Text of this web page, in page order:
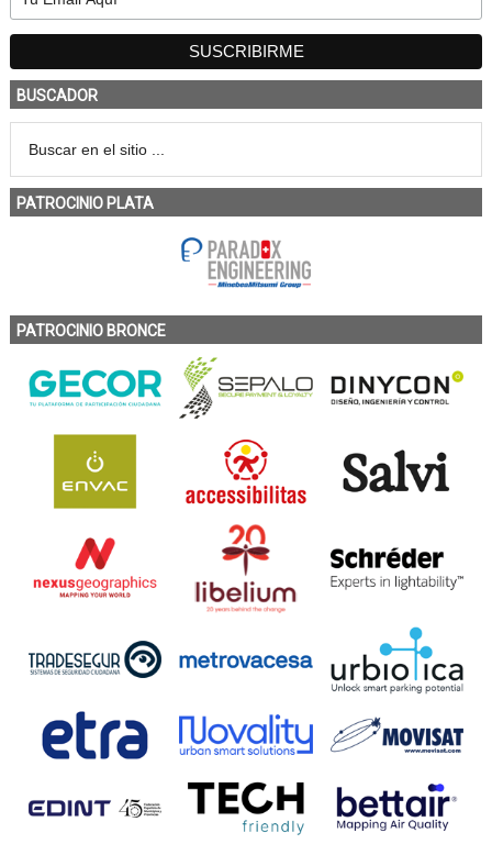
BUSCADOR
PATROCINIO PLATA
PATROCINIO BRONCE